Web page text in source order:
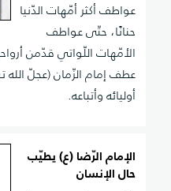
عواطف أكثر أمّهات الدّنيا
حنانًا، حتّى عواطف
الأمّهات اللّواتي قدّمن
عطف إمام الزّمان (عجلّ
أوليائه وأتباعه.
الإمام الرّضا (ع) يطيّب
حال الإنسان